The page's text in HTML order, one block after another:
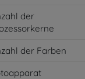
der
der Farben